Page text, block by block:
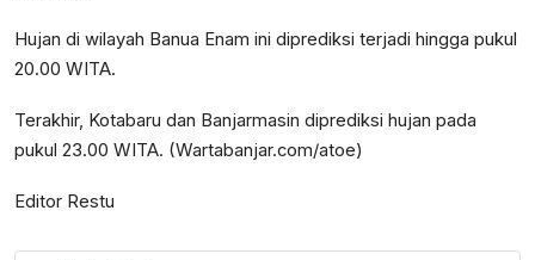
Hujan di wilayah Banua Enam ini diprediksi terjadi hingga pukul
20.00 WITA.
Terakhir, Kotabaru dan Banjarmasin diprediksi hujan pada
pukul 23.00 WITA. (Wartabanjar.com/atoe)
Editor Restu